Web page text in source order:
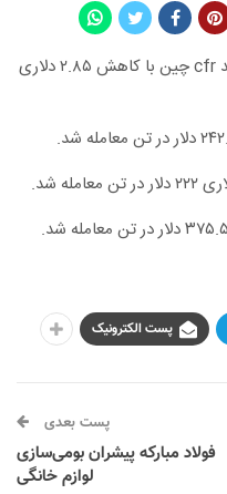
به گزارش معدن۲۴، سنگ آهن ۶۲ درصد cfr چین با کاهش ۲.۸۵ دلاری
پست الکترونیک
پست بعدی
فولاد مبارکه پیشران بومی‌سازی
لوازم خانگی